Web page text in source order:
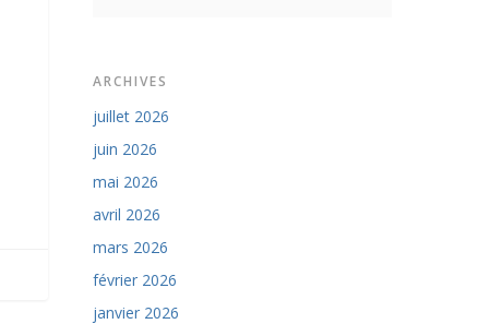
ARCHIVES
juillet 2026
juin 2026
mai 2026
avril 2026
mars 2026
février 2026
janvier 2026